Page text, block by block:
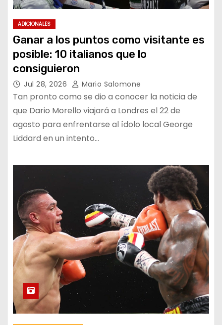
ADICIONALES
Ganar a los puntos como visitante es
posible: 10 italianos que lo
consiguieron
Jul 28, 2026 Mario Salomone
Tan pronto como se dio a conocer la noticia de
que Dario Morello viajará a Londres el 22 de
agosto para enfrentarse al ídolo local George
Liddard en un intento…